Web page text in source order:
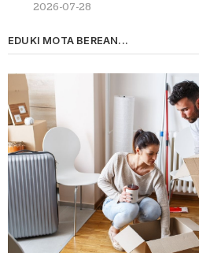
2026-07-28
EDUKI MOTA BEREAN...